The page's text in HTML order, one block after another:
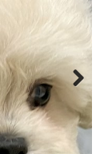
Next